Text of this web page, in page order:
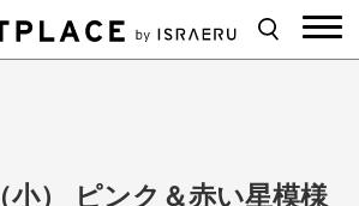
小） ピンク＆赤い星模様